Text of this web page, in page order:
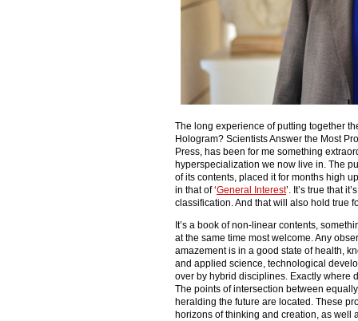
The long experience of putting together
Hologram? Scientists Answer the Most
Press, has been for me something
hyperspecialization we now live in. The
of its contents, placed it for months high
in that of ‘General Interest’. It’s true that
classification. And that will also hold true
It’s a book of non-linear contents,
at the same time most welcome. Any
amazement is in a good state of health,
and applied science, technological
over by hybrid disciplines. Exactly where
The points of intersection between
heralding the future are located. These
horizons of thinking and creation, as well